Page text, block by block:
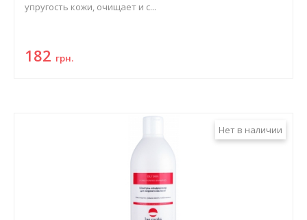
упругость кожи, очищает и с...
182 грн.
Нет в наличии